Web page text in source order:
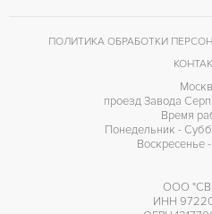
ПОЛИТИКА ОБРАБОТКИ
проезд Завода
Время
Понедельник -
Воскресенье
ООО
ИНН